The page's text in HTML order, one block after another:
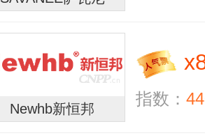
Newhb新恒邦
x
指数：